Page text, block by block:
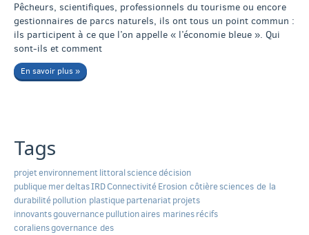
Pêcheurs, scientifiques, professionnels du tourisme ou encore
gestionnaires de parcs naturels, ils ont tous un point commun :
ils participent à ce que l’on appelle « l’économie bleue ». Qui
sont-ils et comment
En savoir plus »
Tags
projetenvironnementlittoralsciencedécision
publiquemerdeltasIRDConnectivitéErosion côtièresciences de la
durabilitépollution plastiquepartenariatprojets
innovantsgouvernancepullutionaires marinesrécifs
coraliensgovernance des